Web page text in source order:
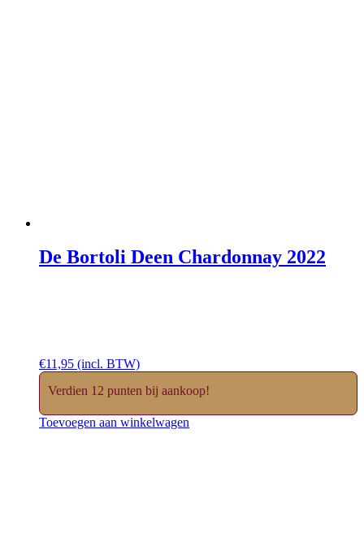
De Bortoli Deen Chardonnay 2022
€11,95 (incl. BTW)
Verdien 12 punten bij aankoop!
Toevoegen aan winkelwagen